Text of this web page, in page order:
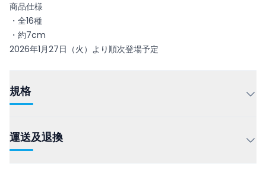
商品仕様
・全16種
・約7cm
2026年1月27日（火）より順次登場予定
規格
運送及退換